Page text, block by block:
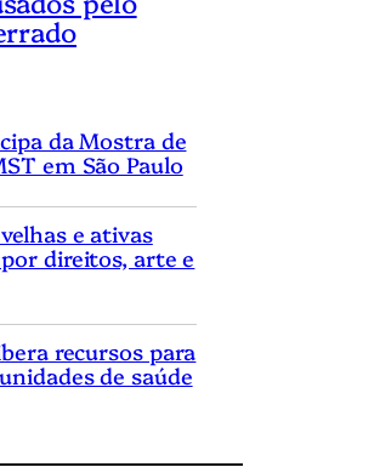
da Mostra de
em São Paulo
e ativas
direitos, arte e
recursos para
de saúde